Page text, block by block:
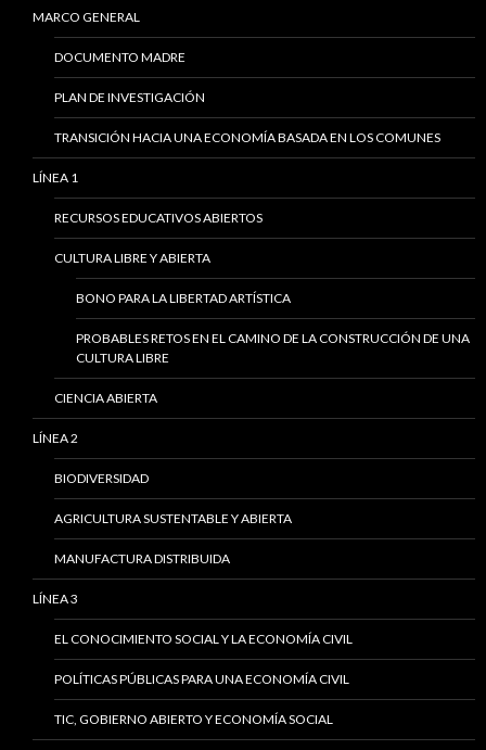
MARCO GENERAL
DOCUMENTO MADRE
PLAN DE INVESTIGACIÓN
TRANSICIÓN HACIA UNA ECONOMÍA BASADA EN LOS COMUNES
LÍNEA 1
RECURSOS EDUCATIVOS ABIERTOS
CULTURA LIBRE Y ABIERTA
BONO PARA LA LIBERTAD ARTÍSTICA
PROBABLES RETOS EN EL CAMINO DE LA CONSTRUCCIÓN DE UNA
CULTURA LIBRE
CIENCIA ABIERTA
LÍNEA 2
BIODIVERSIDAD
AGRICULTURA SUSTENTABLE Y ABIERTA
MANUFACTURA DISTRIBUIDA
LÍNEA 3
EL CONOCIMIENTO SOCIAL Y LA ECONOMÍA CIVIL
POLÍTICAS PÚBLICAS PARA UNA ECONOMÍA CIVIL
TIC, GOBIERNO ABIERTO Y ECONOMÍA SOCIAL